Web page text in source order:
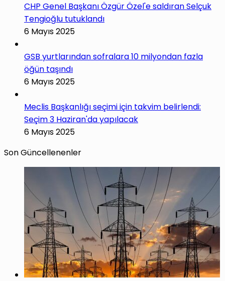
CHP Genel Başkanı Özgür Özel'e saldıran Selçuk
Tengioğlu tutuklandı
6 Mayıs 2025
GSB yurtlarından sofralara 10 milyondan fazla
öğün taşındı
6 Mayıs 2025
Meclis Başkanlığı seçimi için takvim belirlendi:
Seçim 3 Haziran'da yapılacak
6 Mayıs 2025
Son Güncellenenler